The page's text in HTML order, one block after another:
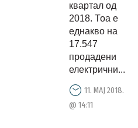
квартал од
2018. Тоа е
еднакво на
17.547
продадени
електрични...
11. МАЈ 2018.
@ 14:11